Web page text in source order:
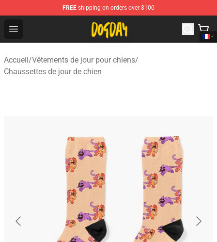
FREE shipping on orders over $100
Open menu
DogDay Store - Official DogDay Merchandise Shop
Accueil/Vêtements de jour pour chiens/
Chaussettes de jour de chien